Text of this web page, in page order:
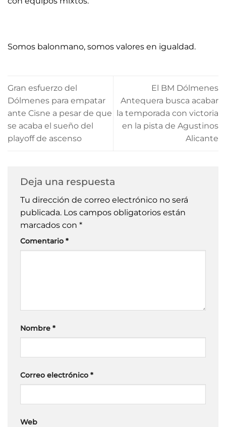
Somos balonmano, somos valores en igualdad.
Gran esfuerzo del
Dólmenes para empatar
ante Cisne a pesar de que
se acaba el sueño del
playoff de ascenso
El BM Dólmenes
Antequera busca acabar
la temporada con victoria
en la pista de Agustinos
Alicante
Deja una respuesta
Tu dirección de correo electrónico no será
publicada. Los campos obligatorios están
marcados con *
Comentario *
Nombre *
Correo electrónico *
Web